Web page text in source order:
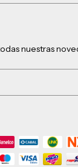
nuestras